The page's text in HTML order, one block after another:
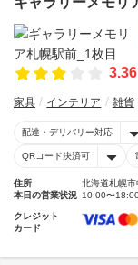
3.36
家具 インテリア 雑貨
配達・デリバリー対応
QRコード決済可
住所
北海道札幌
本日の営業状況 10:00〜
クレジット
カード